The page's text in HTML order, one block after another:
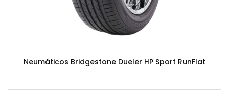
Neumáticos Bridgestone Dueler HP Sport RunFlat